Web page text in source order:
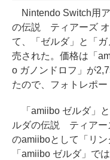
Nintendo Switch用
の伝説 ティアーズ オ
て、「ゼルダ」と「
売された。価格は「
o ガノンドロフ」が
たので、フォトレポー
「amiibo ゼルダ」
ルダの伝説 ティアー
のamiiboとして「リン
「amiibo ゼルダ」で